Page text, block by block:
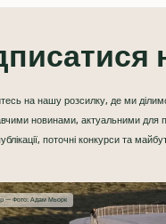
на нашу розсилку, де ми
новинами, актуальними для
поточні конкурси та
— Фото: Адам Мьорк